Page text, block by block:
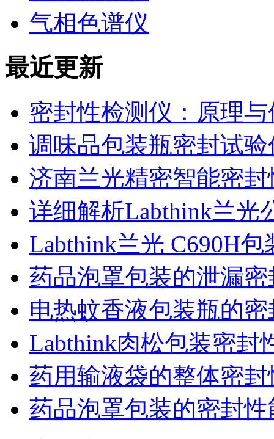
气相色谱仪
最近更新
密封性检测仪：原理
调味品包装瓶密封试
济南兰光精密智能密
详细解析Labthink兰光
Labthink兰光 C690H
药品泡罩包装的泄漏
电热蚊香液包装瓶的
Labthink肉松包装密封
药用输液袋的整体密
药品泡罩包装的密封